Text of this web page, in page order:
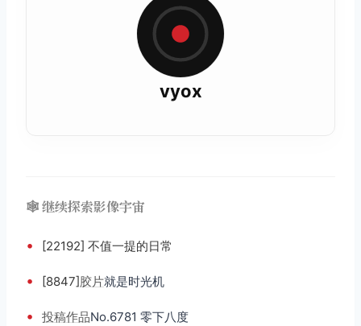
vyox
🕸️ 继续探索影像宇宙
• [22192] 不值一提的日常
• [8847]胶片就是时光机
• 投稿作品No.6781 零下八度